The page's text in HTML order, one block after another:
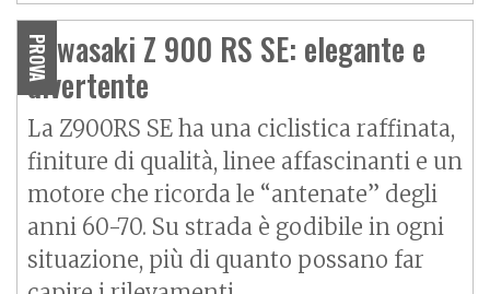
PROVA
Kawasaki Z 900 RS SE: elegante e
divertente
La Z900RS SE ha una ciclistica raffinata,
finiture di qualità, linee affascinanti e un
motore che ricorda le “antenate” degli
anni 60-70. Su strada è godibile in ogni
situazione, più di quanto possano far